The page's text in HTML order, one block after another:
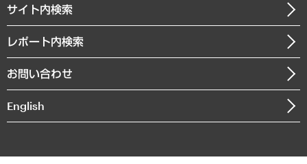
まちづくり・観光・交通・スポーツ・スマートシティ
自然資源・農林水産業・食料システム
メディア掲載・出演
沿革
組織図・本部部室紹介
インドネシア現地法人
個人情報保護方針
サイト内検索
レポート内検索
お問い合わせ
English